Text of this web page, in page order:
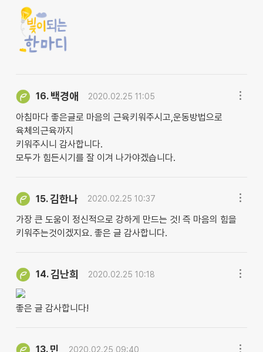
16. 백경애 2020.02.25 11:05
아침마다 좋은글로 마음의 근육키워주시고,운동방법으로
육체의근육까지
키워주시니 감사합니다.
모두가 힘든시기를 잘 이겨 나가야겠습니다.
15.김한나 2020.02.25 10:37
가장 큰 도움이 정신적으로 강하게 만드는 것! 즉 마음의 힘을
키워주는것이겠지요. 좋은 글 감사합니다.
14.김난희 2020.02.25 10:18
좋은 글 감사합니다!
13. 2020.02.25 09:40